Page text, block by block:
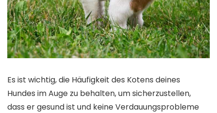
Es ist wichtig, die Häufigkeit des Kotens deines
Hundes im Auge zu behalten, um sicherzustellen,
dass er gesund ist und keine Verdauungsprobleme